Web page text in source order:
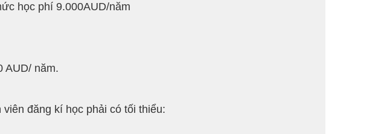
học phí 9.000AUD/năm
AUD/ năm.
đăng kí học phải có tối thiểu: